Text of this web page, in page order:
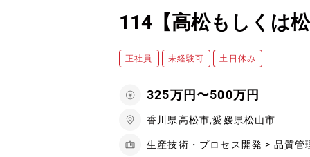
114【高松もしくは
正社員 未経験可 土日休み
325万円〜500万円
香川県高松市,愛媛県松山市
生産技術・プロセス開発 > 品質管